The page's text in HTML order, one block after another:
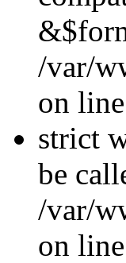
/var/
on
strict
be
/var/
on